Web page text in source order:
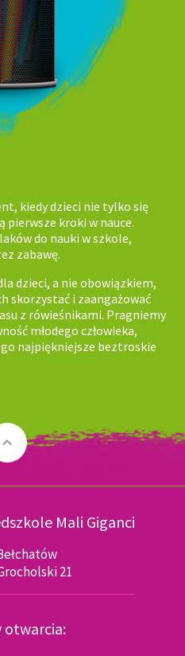
kiedy dzieci nie tylko się
pierwsze kroki w nauce.
do nauki w szkole,
zabawę.
dzieci, a nie obowiązkiem,
skorzystać i zaangażować
z rówieśnikami. Pragniemy
młodego człowieka,
najpiękniejsze beztroskie
keyboard_arrow_up
Mali Giganci
21
otwarcia: